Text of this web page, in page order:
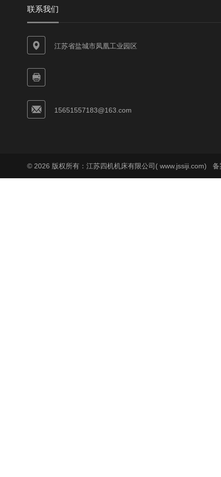
联系我们
江苏省盐城市凤凰工业园区
15651557183@163.com
© 2026 版权所有：江苏四机机床有限公司( www.jssiji.com) 备